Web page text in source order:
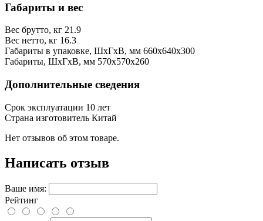
Габариты и вес
Вес брутто, кг 21.9
Вес нетто, кг 16.3
Габариты в упаковке, ШхГхВ, мм 660x640x300
Габариты, ШхГхВ, мм 570x570x260
Дополнительные сведения
Срок эксплуатации 10 лет
Страна изготовитель Китай
Нет отзывов об этом товаре.
Написать отзыв
Ваше имя:
Рейтинг